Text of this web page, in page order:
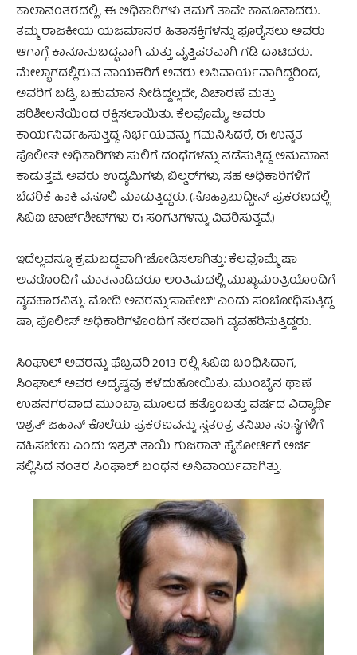
ಕಾಲಾನಂತರದಲ್ಲಿ, ಈ ಅಧಿಕಾರಿಗಳು ತಮಗೆ ತಾವೇ ಕಾನೂನಾದರು.
ತಮ್ಮ ರಾಜಕೀಯ ಯಜಮಾನರ ಹಿತಾಸಕ್ತಿಗಳನ್ನು ಪೂರೈಸಲು ಅವರು
ಆಗಾಗ್ಗೆ ಕಾನೂನುಬದ್ಧವಾಗಿ ಮತ್ತು ವೃತ್ತಿಪರವಾಗಿ ಗಡಿ ದಾಟಿದರು.
ಮೇಲ್ಭಾಗದಲ್ಲಿರುವ ನಾಯಕರಿಗೆ ಅವರು ಅನಿವಾರ್ಯವಾಗಿದ್ದರಿಂದ,
ಅವರಿಗೆ ಬಡ್ತಿ, ಬಹುಮಾನ ನೀಡಿದ್ದಲ್ಲದೇ, ವಿಚಾರಣೆ ಮತ್ತು
ಪರಿಶೀಲನೆಯಿಂದ ರಕ್ಷಿಸಲಾಯಿತು. ಕೆಲವೊಮ್ಮೆ, ಅವರು
ಕಾರ್ಯನಿರ್ವಹಿಸುತ್ತಿದ್ದ ನಿರ್ಭಯವನ್ನು ಗಮನಿಸಿದರೆ, ಈ ಉನ್ನತ
ಪೊಲೀಸ್ ಅಧಿಕಾರಿಗಳು ಸುಲಿಗೆ ದಂಧೆಗಳನ್ನು ನಡೆಸುತ್ತಿದ್ದ ಅನುಮಾನ
ಕಾಡುತ್ತವೆ. ಅವರು ಉದ್ಯಮಿಗಳು, ಬಿಲ್ಡರ್‌ಗಳು, ಸಹ ಅಧಿಕಾರಿಗಳಿಗೆ
ಬೆದರಿಕೆ ಹಾಕಿ ವಸೂಲಿ ಮಾಡುತ್ತಿದ್ದರು. (ಸೊಹ್ರಾಬುದ್ದೀನ್ ಪ್ರಕರಣದಲ್ಲಿ
ಸಿಬಿಐ ಚಾರ್ಜ್‌ಶೀಟ್‌ಗಳು ಈ ಸಂಗತಿಗಳನ್ನು ವಿವರಿಸುತ್ತವೆ.)
ಇದೆಲ್ಲವನ್ನೂ ಕ್ರಮಬದ್ಧವಾಗಿ ‘ಜೋಡಿಸಲಾಗಿತ್ತು.’ ಕೆಲವೊಮ್ಮೆ ಷಾ
ಅವರೊಂದಿಗೆ ಮಾತನಾಡಿದರೂ ಅಂತಿಮದಲ್ಲಿ ಮುಖ್ಯಮಂತ್ರಿಯೊಂದಿಗೆ
ವ್ಯವಹಾರವಿತ್ತು. ಮೋದಿ ಅವರನ್ನು ‘ಸಾಹೇಬ್’ ಎಂದು ಸಂಬೋಧಿಸುತ್ತಿದ್ದ
ಷಾ, ಪೊಲೀಸ್ ಅಧಿಕಾರಿಗಳೊಂದಿಗೆ ನೇರವಾಗಿ ವ್ಯವಹರಿಸುತ್ತಿದ್ದರು.
ಸಿಂಘಾಲ್ ಅವರನ್ನು ಫೆಬ್ರವರಿ 2013 ರಲ್ಲಿ ಸಿಬಿಐ ಬಂಧಿಸಿದಾಗ,
ಸಿಂಘಾಲ್ ಅವರ ಅದೃಷ್ಟವು ಕಳೆದುಹೋಯಿತು. ಮುಂಬೈನ ಥಾಣೆ
ಉಪನಗರವಾದ ಮುಂಬ್ರಾ ಮೂಲದ ಹತ್ತೊಂಬತ್ತು ವರ್ಷದ ವಿದ್ಯಾರ್ಥಿ
ಇಶ್ರತ್ ಜಹಾನ್ ಕೊಲೆಯ ಪ್ರಕರಣವನ್ನು ಸ್ವತಂತ್ರ ತನಿಖಾ ಸಂಸ್ಥೆಗಳಿಗೆ
ವಹಿಸಬೇಕು ಎಂದು ಇಶ್ರತ್ ತಾಯಿ ಗುಜರಾತ್ ಹೈಕೋರ್ಟಿಗೆ ಅರ್ಜಿ
ಸಲ್ಲಿಸಿದ ನಂತರ ಸಿಂಘಾಲ್ ಬಂಧನ ಅನಿವಾರ್ಯವಾಗಿತ್ತು.